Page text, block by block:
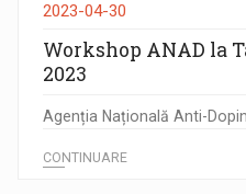
2023-04-30
Workshop ANAD la
2023
Agenția Națională Anti-
CONTINUARE